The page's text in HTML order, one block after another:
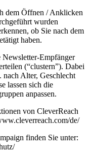
dem Öffnen / Anklicken
wurden
ob Sie nach dem
haben.
Newsletter-Empfänger
(“clustern”). Dabei
nach Alter, Geschlecht
lassen sich die
anpassen.
von CleverReach
de/
finden Sie unter: